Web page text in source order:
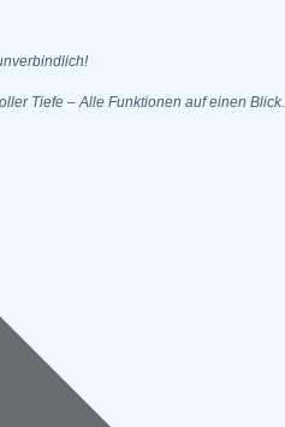
Tiefe – Alle Funktionen auf einen Blick.